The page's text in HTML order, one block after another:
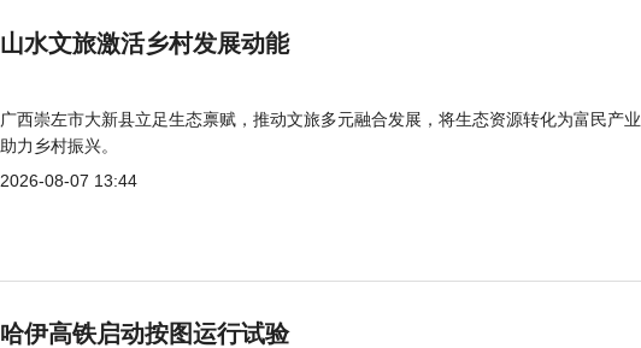
山水文旅激活乡村发展动能
广西崇左市大新县立足生态禀赋，推动文旅多元融合发展，将生态资源转化为富民产
助力乡村振兴。
2026-08-07 13:44
哈伊高铁启动按图运行试验